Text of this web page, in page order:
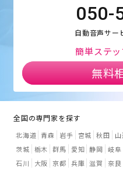
050-
自動音声サー
簡単ステ
無料
全国の専門家を探す
北海道 青森 岩手 宮城 秋田 山
茨城 栃木 群馬 愛知 静岡 岐阜
石川
大阪 京都 兵庫 滋賀 奈良